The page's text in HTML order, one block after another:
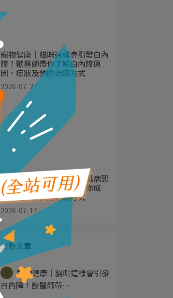
寵物健康｜貓咪這樣會引發白內
障！獸醫師帶你了解白內障原
因、症狀及預防治療方式
2026-07-27
寵物健康｜貓咪肥厚性心肌病恐
有生命危險！獸醫師告訴你成
因、症狀及預防治療方式
2026-07-17
最新文章
寵物健康｜貓咪這樣會引發
白內障！獸醫師帶⋯